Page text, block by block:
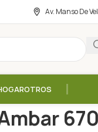
Av. Manso De
OTROS